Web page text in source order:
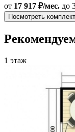
от 17 917 ₽/мес. до
Посмотреть
1 этаж